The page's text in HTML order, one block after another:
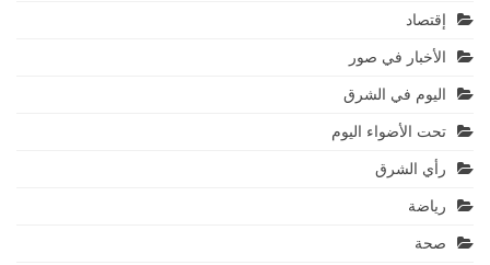
إقتصاد
الأخبار في صور
اليوم في الشرق
تحت الأضواء اليوم
رأي الشرق
رياضة
صحة